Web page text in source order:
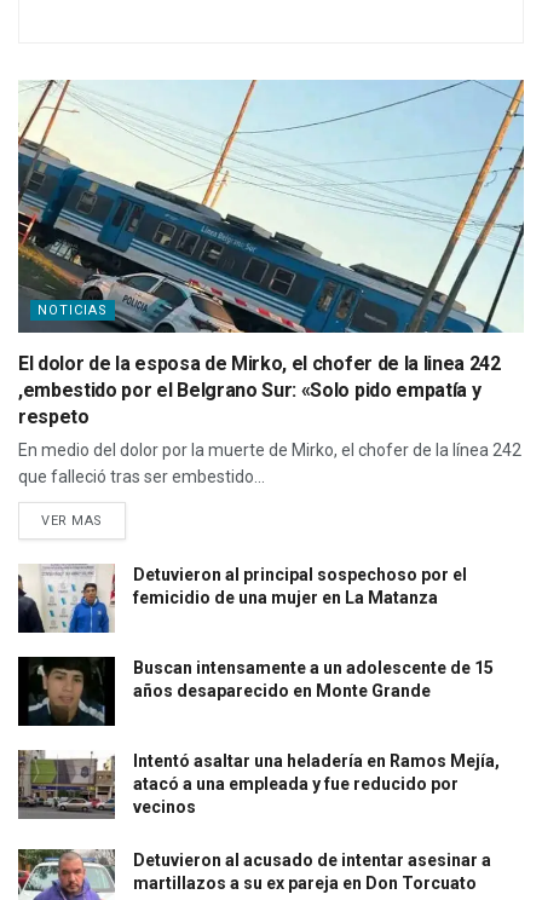
NOTICIAS
El dolor de la esposa de Mirko, el chofer de la linea 242
,embestido por el Belgrano Sur: «Solo pido empatía y
respeto
En medio del dolor por la muerte de Mirko, el chofer de la línea 242
que falleció tras ser embestido...
VER MAS
Detuvieron al principal sospechoso por el
femicidio de una mujer en La Matanza
Buscan intensamente a un adolescente de 15
años desaparecido en Monte Grande
Intentó asaltar una heladería en Ramos Mejía,
atacó a una empleada y fue reducido por
vecinos
Detuvieron al acusado de intentar asesinar a
martillazos a su ex pareja en Don Torcuato